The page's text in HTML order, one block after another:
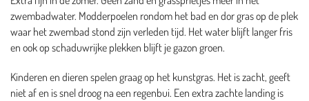
zwembadwater. Modderpoelen rondom het bad en dor gras op de plek
waar het zwembad stond zijn verleden tijd. Het water blijft langer fris
en ook op schaduwrijke plekken blijft je gazon groen.
Kinderen en dieren spelen graag op het kunstgras. Het is zacht, geeft
niet af en is snel droog na een regenbui. Een extra zachte landing is